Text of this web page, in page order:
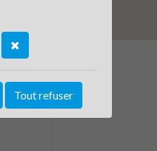
Tout refuser